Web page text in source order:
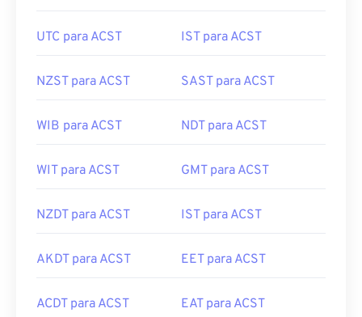
UTC para ACST IST para ACST
NZST para ACST SAST para ACST
WIB para ACST NDT para ACST
WIT para ACST GMT para ACST
NZDT para ACST IST para ACST
AKDT para ACST EET para ACST
ACDT para ACST EAT para ACST